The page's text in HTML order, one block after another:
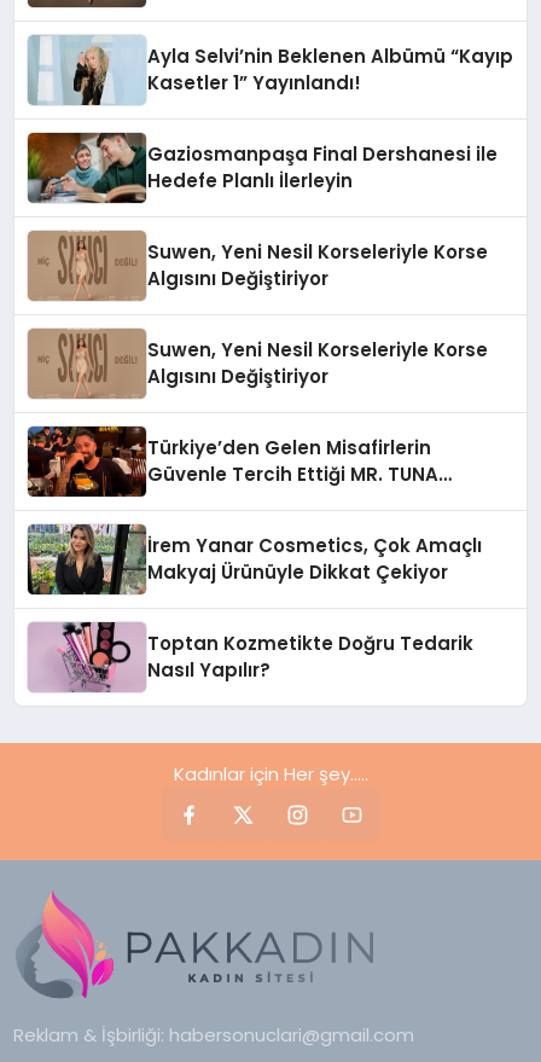
Ayla Selvi’nin Beklenen Albümü “Kayıp
Kasetler 1” Yayınlandı!
Gaziosmanpaşa Final Dershanesi ile
Hedefe Planlı İlerleyin
Suwen, Yeni Nesil Korseleriyle Korse
Algısını Değiştiriyor
Suwen, Yeni Nesil Korseleriyle Korse
Algısını Değiştiriyor
Türkiye’den Gelen Misafirlerin
Güvenle Tercih Ettiği MR. TUNA
İrem Yanar Cosmetics, Çok Amaçlı
Makyaj Ürünüyle Dikkat Çekiyor
Toptan Kozmetikte Doğru Tedarik
Nasıl Yapılır?
Kadınlar için Her şey.....
Reklam & İşbirliği: habersonuclari@gmail.com